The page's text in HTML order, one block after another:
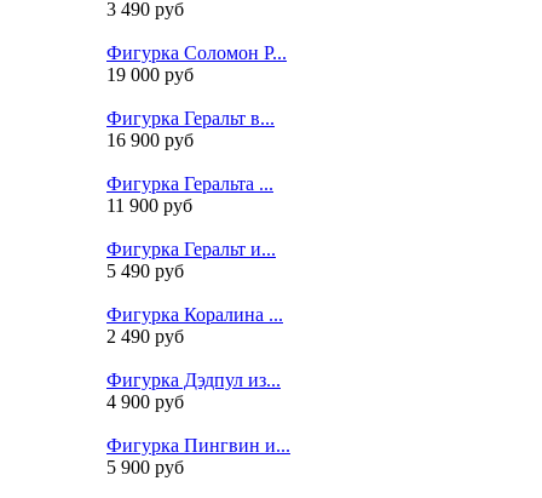
3 490 руб
Фигурка Соломон Р...
19 000 руб
Фигурка Геральт в...
16 900 руб
Фигурка Геральта ...
11 900 руб
Фигурка Геральт и...
5 490 руб
Фигурка Коралина ...
2 490 руб
Фигурка Дэдпул из...
4 900 руб
Фигурка Пингвин и...
5 900 руб